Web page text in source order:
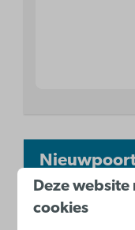
België -
Deze
cookies